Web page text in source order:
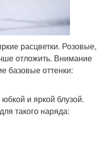
расцветки. Розовые,
отложить. Внимание
базовые оттенки:
и яркой блузой.
такого наряда: